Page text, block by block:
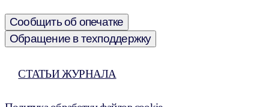
Сообщить об опечатке
Обращение в техподдержку
СТАТЬИ ЖУРНАЛА